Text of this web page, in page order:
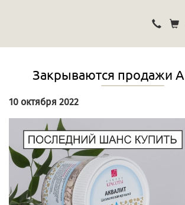
Закрываются продажи
10 октября 2022